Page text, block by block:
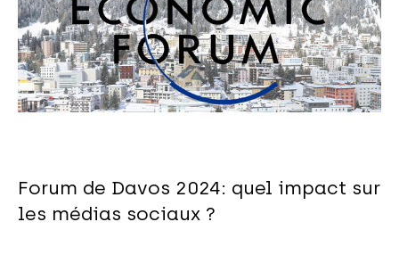
Forum de Davos 2024: quel impact sur
les médias sociaux ?